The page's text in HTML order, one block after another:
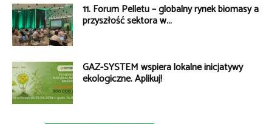
11. Forum Pelletu – globalny rynek biomasy a
przyszłość sektora w...
GAZ-SYSTEM wspiera lokalne inicjatywy
ekologiczne. Aplikuj!